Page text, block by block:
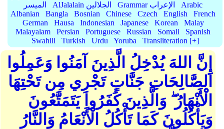
الميسر
AlJalalain الجلالين Grammar الإعراب
Arabic
Albanian
Bangla Bosnian Chinese Czech English
French
German
Hausa Indonesian Japanese Korean
Malay
Malayalam
Persian Portuguese Russian Somali
Spanish
Swahili
Turkish Urdu Yoruba Transliteration [+]
إِنَّ اللهَ يُدْخِلُ الَّذِينَ آمَنُوا وَعَمِلُوا
الصَّالِحَاتِ جَنَّاتٍ تَجْرِي مِن تَحْتِهَا
الْأَنْهَارُ ۖ وَالَّذِينَ كَفَرُوا يَتَمَتَّعُونَ
وَيَأْكُلُونَ كَمَا تَأْكُلُ الْأَنْعَامُ وَالنَّارُ